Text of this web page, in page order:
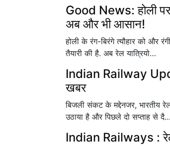
Good News: होली पर
अब और भी आसान!
होली के रंग-बिरंगे त्यौहार को और
तैयारी की है. अब रेल यात्रियो…
Indian Railway
खबर
बिजली संकट के मद्देनजर, भारतीय
उठाया है और पिछले दो सप्ताह से दै…
Indian Railways :